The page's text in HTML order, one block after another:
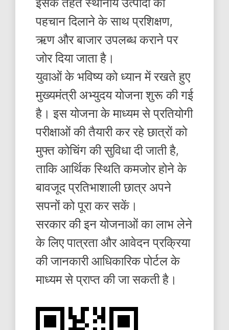
पहचान दिलाने के साथ प्रशिक्षण,
ऋण और बाजार उपलब्ध कराने पर
जोर दिया जाता है।
युवाओं के भविष्य को ध्यान में रखते हुए
मुख्यमंत्री अभ्युदय योजना शुरू की गई
है। इस योजना के माध्यम से प्रतियोगी
परीक्षाओं की तैयारी कर रहे छात्रों को
मुफ्त कोचिंग की सुविधा दी जाती है,
ताकि आर्थिक स्थिति कमजोर होने के
बावजूद प्रतिभाशाली छात्र अपने
सपनों को पूरा कर सकें।
सरकार की इन योजनाओं का लाभ लेने
के लिए पात्रता और आवेदन प्रक्रिया
की जानकारी आधिकारिक पोर्टल के
माध्यम से प्राप्त की जा सकती है।